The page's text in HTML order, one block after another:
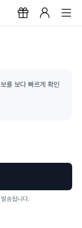
를 보다 빠르게 확인
송됩니다.